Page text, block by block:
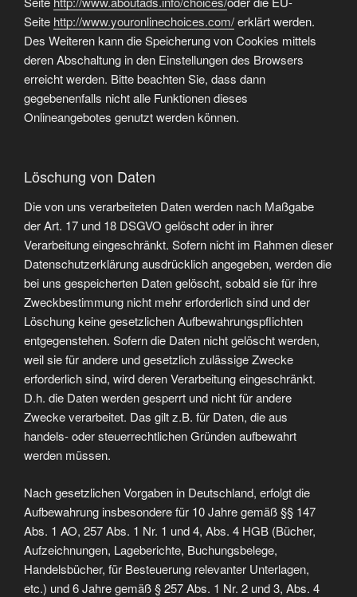
Seite http://www.youronlinechoices.com/erklärt werden.
Des Weiteren kann die Speicherung von Cookies mittels
deren Abschaltung in den Einstellungen des Browsers
erreicht werden. Bitte beachten Sie, dass dann
gegebenenfalls nicht alle Funktionen dieses
Onlineangebotes genutzt werden können.
Löschung von Daten
Die von uns verarbeiteten Daten werden nach Maßgabe
der Art. 17 und 18 DSGVO gelöscht oder in ihrer
Verarbeitung eingeschränkt. Sofern nicht im Rahmen dieser
Datenschutzerklärung ausdrücklich angegeben, werden die
bei uns gespeicherten Daten gelöscht, sobald sie für ihre
Zweckbestimmung nicht mehr erforderlich sind und der
Löschung keine gesetzlichen Aufbewahrungspflichten
entgegenstehen. Sofern die Daten nicht gelöscht werden,
weil sie für andere und gesetzlich zulässige Zwecke
erforderlich sind, wird deren Verarbeitung eingeschränkt.
D.h. die Daten werden gesperrt und nicht für andere
Zwecke verarbeitet. Das gilt z.B. für Daten, die aus
handels- oder steuerrechtlichen Gründen aufbewahrt
werden müssen.
Nach gesetzlichen Vorgaben in Deutschland, erfolgt die
Aufbewahrung insbesondere für 10 Jahre gemäß §§ 147
Abs. 1 AO, 257 Abs. 1 Nr. 1 und 4, Abs. 4 HGB (Bücher,
Aufzeichnungen, Lageberichte, Buchungsbelege,
Handelsbücher, für Besteuerung relevanter Unterlagen,
etc.) und 6 Jahre gemäß § 257 Abs. 1 Nr. 2 und 3, Abs. 4